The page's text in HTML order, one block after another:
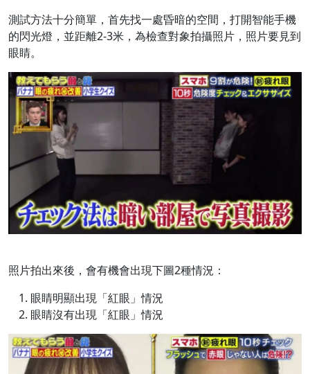
測試方法十分簡單，首先找一處昏暗的空間，打開智能手機
的閃光燈，並距離2-3米，為檢查對象拍攝照片，照片要見到
眼睛。
照片拍出來後，會有機會出現下圖2種情況：
眼睛明顯出現「紅眼」情況
眼睛沒有出現「紅眼」情況